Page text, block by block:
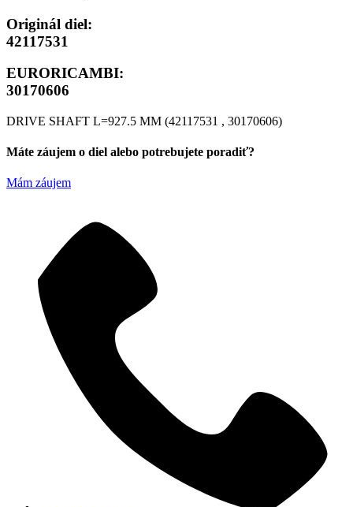
Originál diel:
42117531
EURORICAMBI:
30170606
DRIVE SHAFT L=927.5 MM (42117531 , 30170606)
Máte záujem o diel alebo potrebujete poradiť?
Mám záujem